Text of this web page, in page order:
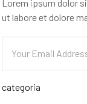
Lorem ipsum dolor
ut labore et dolore
categoria